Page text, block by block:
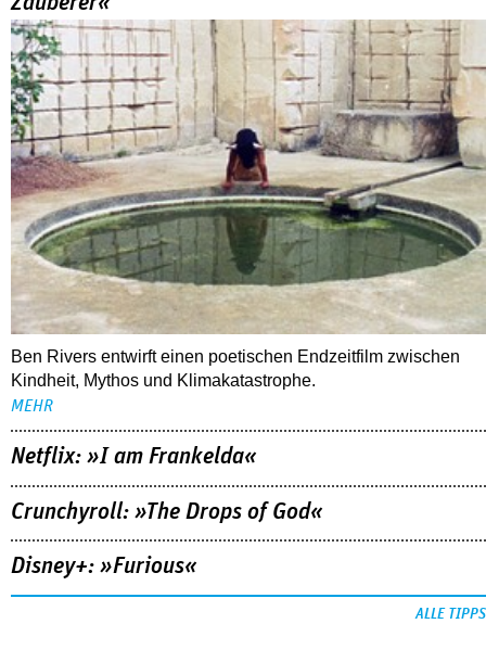
ALLE THEMEN
TIPPS
06.08.2026
arte-Mediathek: »Die Welt braucht mehr
Zauberer«
Ben Rivers entwirft einen poetischen Endzeitfilm zwischen
Kindheit, Mythos und Klimakatastrophe.
MEHR